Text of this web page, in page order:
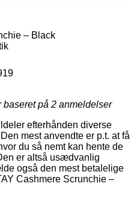
– Black
baseret på 2 anmeldelser
efterhånden diverse
mest anvendte er p.t. at få
du så nemt kan hente de
er altså usædvanlig
også den mest betalelige
Cashmere Scrunchie –